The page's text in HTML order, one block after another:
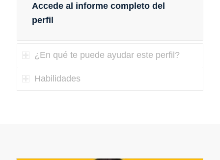
Accede al informe completo del
perfil
¿En qué te puede ayudar este perfil?
Habilidades